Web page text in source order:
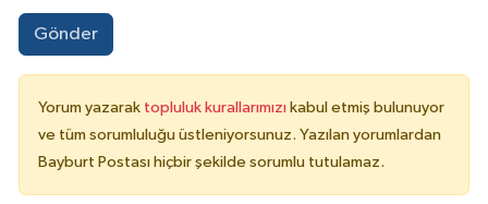
Gönder
Yorum yazarak topluluk kurallarımızı kabul etmiş bulunuyor
ve tüm sorumluluğu üstleniyorsunuz. Yazılan yorumlardan
Bayburt Postası hiçbir şekilde sorumlu tutulamaz.